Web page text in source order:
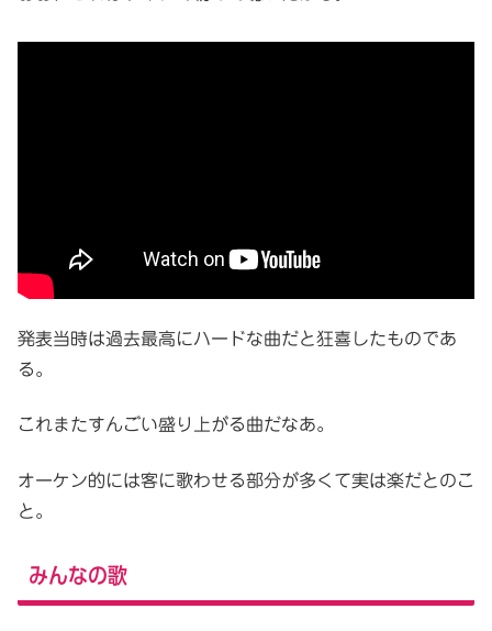
発表当時は過去最高にハードな曲だと狂喜したものであ
る。
これまたすんごい盛り上がる曲だなあ。
オーケン的には客に歌わせる部分が多くて実は楽だとのこ
と。
みんなの歌